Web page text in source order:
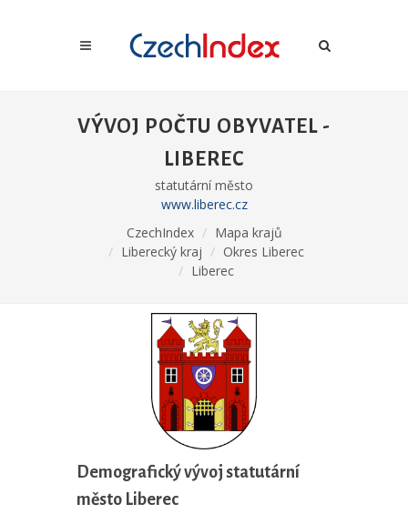
VÝVOJ POČTU OBYVATEL -
LIBEREC
statutární město
www.liberec.cz
CzechIndex
Mapa krajů
Liberecký kraj
Okres Liberec
Liberec
Demografický vývoj statutární
město Liberec